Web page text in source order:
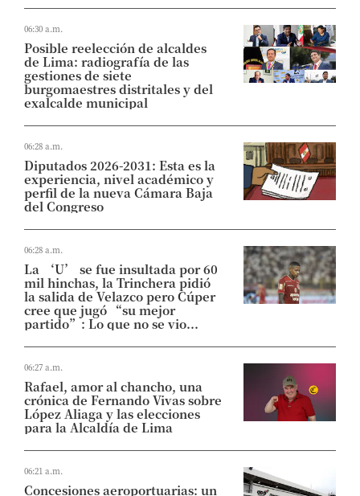
06:30 a.m.
Posible reelección de alcaldes
de Lima: radiografía de las
gestiones de siete
burgomaestres distritales y del
exalcalde municipal
06:28 a.m.
Diputados 2026-2031: Esta es la
experiencia, nivel académico y
perfil de la nueva Cámara Baja
del Congreso
06:28 a.m.
La ‘U’ se fue insultada por 60
mil hinchas, la Trinchera pidió
la salida de Velazco pero Cúper
cree que jugó “su mejor
partido”: Lo que no se vio...
06:27 a.m.
Rafael, amor al chancho, una
crónica de Fernando Vivas sobre
López Aliaga y las elecciones
para la Alcaldía de Lima
06:21 a.m.
Concesiones aeroportuarias: un